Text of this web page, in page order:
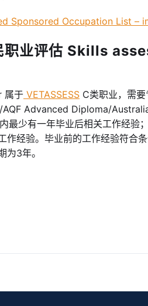
Sponsored Occupation List –
职业评估 Skills
属于 VETASSESS C类职业，需
Advanced Diploma/
最少有一年毕业后相关工作经验
作经验。毕业前的工作经验符合
为3年。